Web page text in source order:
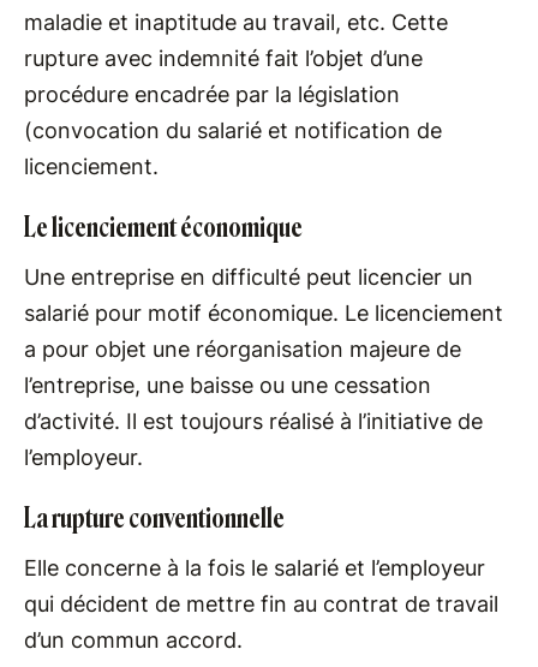
maladie et inaptitude au travail, etc. Cette
rupture avec indemnité fait l’objet d’une
procédure encadrée par la législation
(convocation du salarié et notification de
licenciement.
Le licenciement économique
Une entreprise en difficulté peut licencier un
salarié pour motif économique. Le licenciement
a pour objet une réorganisation majeure de
l’entreprise, une baisse ou une cessation
d’activité. Il est toujours réalisé à l’initiative de
l’employeur.
La rupture conventionnelle
Elle concerne à la fois le salarié et l’employeur
qui décident de mettre fin au contrat de travail
d’un commun accord.